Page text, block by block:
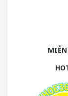
MIỄN